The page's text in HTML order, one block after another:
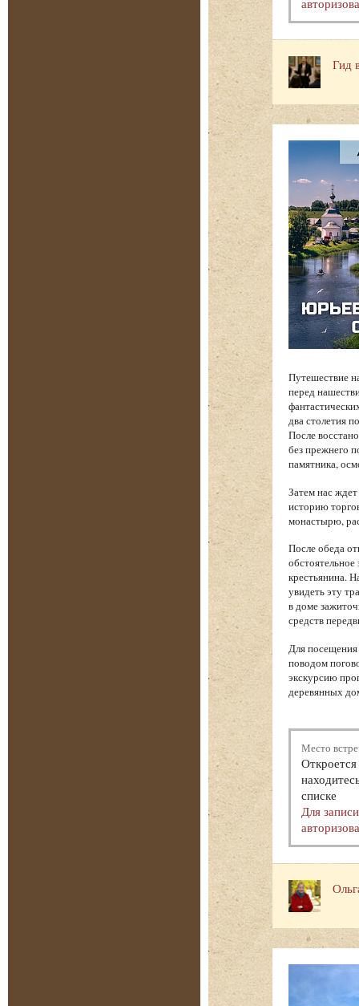
Гид
Путешествие
перед
два столетия
После
без прежнего
памятника,
Затем нас
историю
монастырю,
После обеда
крестьянина.
увидеть эту
в доме
средств
Для посещения
поводом
экскурсию
деревянных
Место
списке
Для